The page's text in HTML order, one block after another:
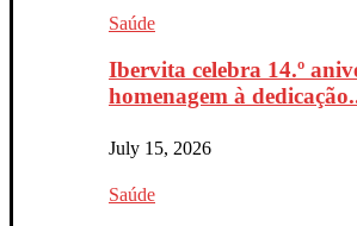
Saúde
Ibervita celebra 14.º
homenagem à
July 15, 2026
Saúde